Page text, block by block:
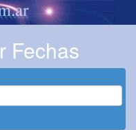
Fechas